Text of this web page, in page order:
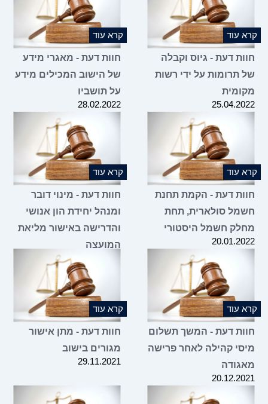
קרא עוד
חוות דעת - גיוס וקבלה
של תרומות על ידי רשות
מקומית
25.04.2022
קרא עוד
חוות דעת - מאגרי מידע
של הישוב המכילים מידע
על תושביו
28.02.2022
קרא עוד
חוות דעת - הקמת תחנת
חשמל סולארית, תחת
מחלק חשמל היסטורי
20.01.2022
קרא עוד
חוות דעת - מינוי דובר
ומנהל יחידת הון אנושי
והדרישה באישור מליאת
המועצה
קרא עוד
חוות דעת - המשך תשלום
מיסי קהילה לאחר פרישה
מאגודה
20.12.2021
קרא עוד
חוות דעת - מתן אישור
מגורים בישוב
29.11.2021